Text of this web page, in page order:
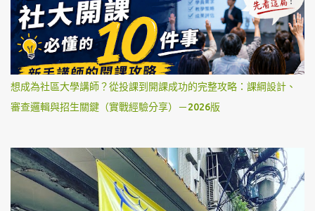
想成為社區大學講師？從投課到開課成功的完整攻略：課綱設計、
審查邏輯與招生關鍵（實戰經驗分享）－2026版